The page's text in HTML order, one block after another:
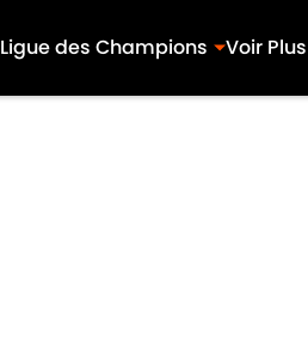
Ligue des Champions Voir Plus